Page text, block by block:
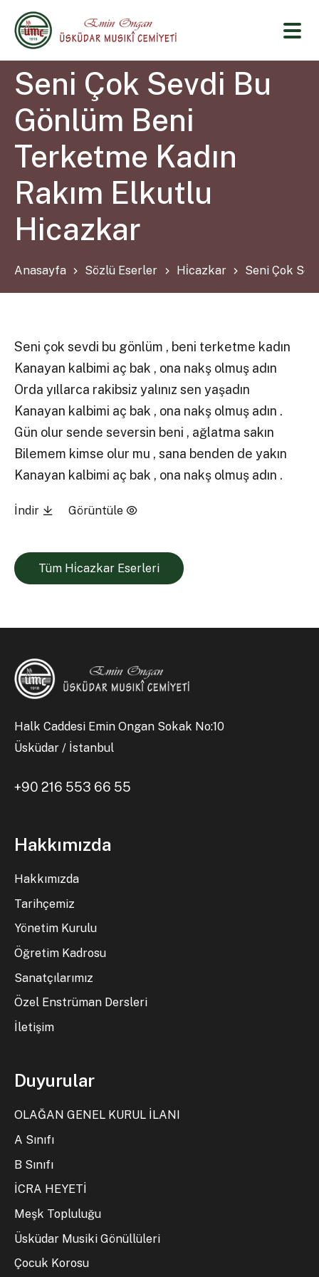
Seni Çok Sevdi Bu
Gönlüm Beni
Terketme Kadın
Rakım Elkutlu
Hicazkar
Anasayfa Sözlü Eserler Hi̇cazkar Seni Çok
Seni çok sevdi bu gönlüm , beni terketme kadın
Kanayan kalbimi aç bak , ona nakş olmuş adın
Orda yıllarca rakibsiz yalınız sen yaşadın
Kanayan kalbimi aç bak , ona nakş olmuş adın .
Gün olur sende seversin beni , ağlatma sakın
Bilemem kimse olur mu , sana benden de yakın
Kanayan kalbimi aç bak , ona nakş olmuş adın .
İndir Görüntüle
Tüm Hi̇cazkar Eserleri
Halk Caddesi Emin Ongan Sokak No:10
Üsküdar / İstanbul
+90 216 553 66 55
Hakkımızda
Hakkımızda
Tarihçemiz
Yönetim Kurulu
Öğretim Kadrosu
Sanatçılarımız
Özel Enstrüman Dersleri
İletişim
Duyurular
OLAĞAN GENEL KURUL İLANI
A Sınıfı
B Sınıfı
İCRA HEYETİ
Meşk Topluluğu
Üsküdar Musiki Gönüllüleri
Çocuk Korosu